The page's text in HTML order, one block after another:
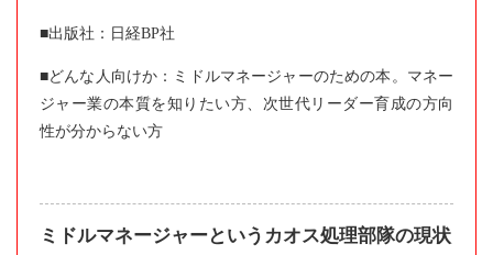
■出版社：日経BP社
■どんな人向けか：ミドルマネージャーのための本。マネー
ジャー業の本質を知りたい方、次世代リーダー育成の方向
性が分からない方
ミドルマネージャーというカオス処理部隊の現状